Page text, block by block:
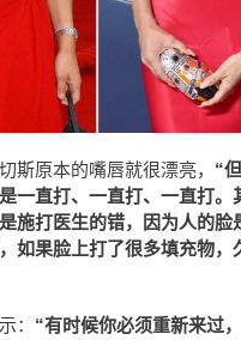
斯原本的嘴唇就很漂亮， “
一直打、一直打、一直打。
施打医生的错，因为人的脸
如果脸上打了很多填充物，
： “有时候你必须重新来过